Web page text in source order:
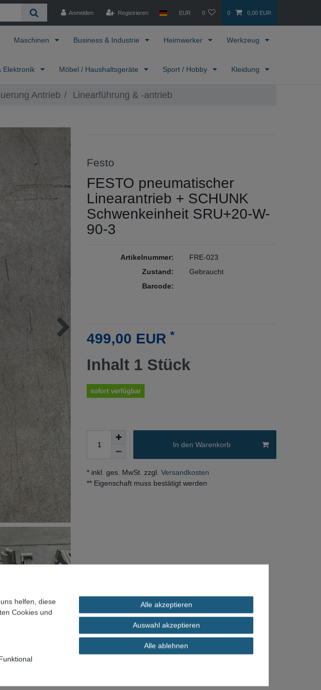
Anmelden Registrieren EUR 0 0 0,00 EUR
Maschinen Business & Industrie Heimwerker Werkzeug
Elektronik Möbel / Haushaltsgeräte Sport / Hobby Kleidung
Antrieb Linearführung & -antrieb
Festo
FESTO pneumatischer
Linearantrieb + SCHUNK
Schwenkeinheit SRU+20-W-
90-3
Artikelnummer:
Zustand:
Barcode:
FRE-023
Gebraucht
499,00 EUR *
Inhalt 1 Stück
sofort verfügbar
In den Warenkorb
* inkl. ges. MwSt. zzgl. Versandkosten
** Eigenschaft muss bestätigt werden
helfen, diese
Cookies und
Alle akzeptieren
Auswahl akzeptieren
Alle ablehnen